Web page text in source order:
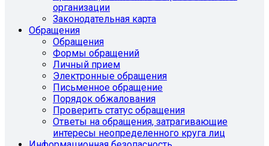
организации
Законодательная карта
Обращения
Обращения
Формы обращений
Личный прием
Электронные обращения
Письменное обращение
Порядок обжалования
Проверить статус обращения
Ответы на обращения, затрагивающие
интересы неопределенного круга лиц